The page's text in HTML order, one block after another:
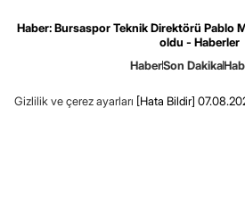
Haber: Bursaspor Teknik Direktörü Pablo
oldu - Haberler
HaberSon Dakika
Gizlilik ve çerez ayarları [Hata Bildir]